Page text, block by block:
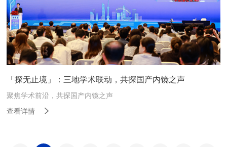
「探无止境」：三地学术联动，共探国产内镜之声
聚焦学术前沿，共探国产内镜之声
查看详情